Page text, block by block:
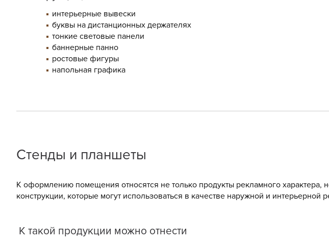
интерьерные вывески
буквы на дистанционных держателях
тонкие световые панели
баннерные панно
ростовые фигуры
напольная графика
Стенды и планшеты
К оформлению помещения относятся не только продукты рекламного
конструкции, которые могут использоваться в качестве наружной и
К такой продукции можно отнести